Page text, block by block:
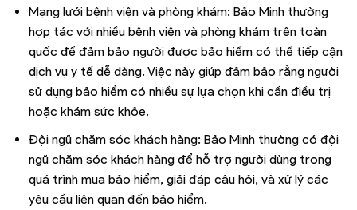
Mạng lưới bệnh viện và phòng khám: Bảo Minh thường
hợp tác với nhiều bệnh viện và phòng khám trên toàn
quốc để đảm bảo người được bảo hiểm có thể tiếp cận
dịch vụ y tế dễ dàng. Việc này giúp đảm bảo rằng người
sử dụng bảo hiểm có nhiều sự lựa chọn khi cần điều trị
hoặc khám sức khỏe.
Đội ngũ chăm sóc khách hàng: Bảo Minh thường có đội
ngũ chăm sóc khách hàng để hỗ trợ người dùng trong
quá trình mua bảo hiểm, giải đáp câu hỏi, và xử lý các
yêu cầu liên quan đến bảo hiểm.